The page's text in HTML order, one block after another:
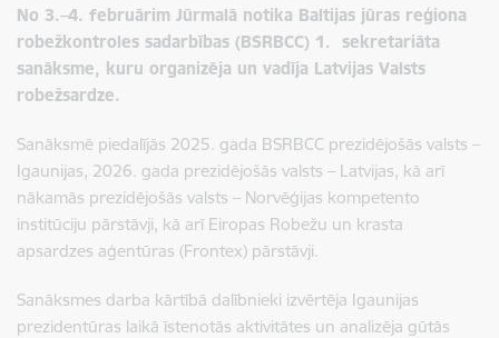
No 3.–4. februārim Jūrmalā notika Baltijas jūras reģiona
robežkontroles sadarbības (BSRBCC) 1. sekretariāta
sanāksme, kuru organizēja un vadīja Latvijas Valsts
robežsardze.
Sanāksmē piedalījās 2025. gada BSRBCC prezidējošās valsts –
Igaunijas, 2026. gada prezidējošās valsts – Latvijas, kā arī
nākamās prezidējošās valsts – Norvēģijas kompetento
institūciju pārstāvji, kā arī Eiropas Robežu un krasta
apsardzes aģentūras (Frontex) pārstāvji.
Sanāksmes darba kārtībā dalībnieki izvērtēja Igaunijas
prezidentūras laikā īstenotās aktivitātes un analizēja gūtās